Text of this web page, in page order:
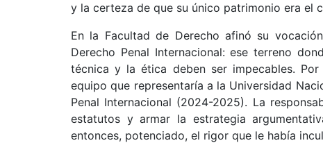
y la certeza de que su único patrimonio era el
En la Facultad de Derecho afinó su
Derecho Penal Internacional: ese terreno
técnica y la ética deben ser impecables.
equipo que representaría a la Universidad
Penal Internacional (2024-2025). La
estatutos y armar la estrategia
entonces, potenciado, el rigor que le había